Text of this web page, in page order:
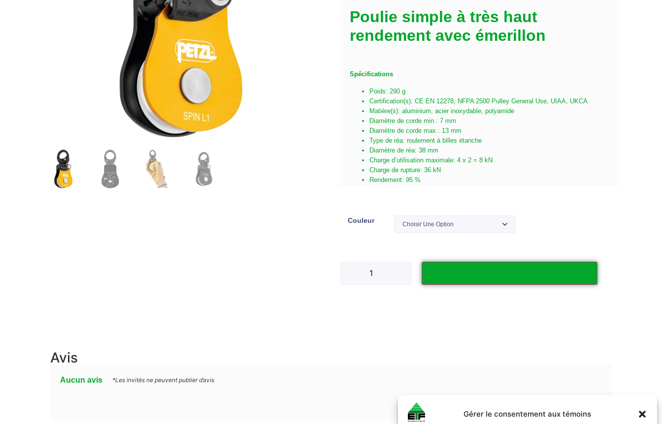
Gérer le consentement aux témoins
Poulie simple à très haut
rendement avec émerillon
Spécifications
Poids: 290 g
Certification(s): CE EN 12278, NFPA 2500 Pulley General Use, UIAA, UKCA
Matière(s): aluminium, acier inoxydable, polyamide
Diamètre de corde min.: 7 mm
Diamètre de corde max.: 13 mm
Type de réa: roulement à billes étanche
Diamètre de réa: 38 mm
Charge d’utilisation maximale: 4 x 2 = 8 kN
Charge de rupture: 36 kN
Rendement: 95 %
Couleur
Avis
Aucun avis *Les invités ne peuvent publier d’avis